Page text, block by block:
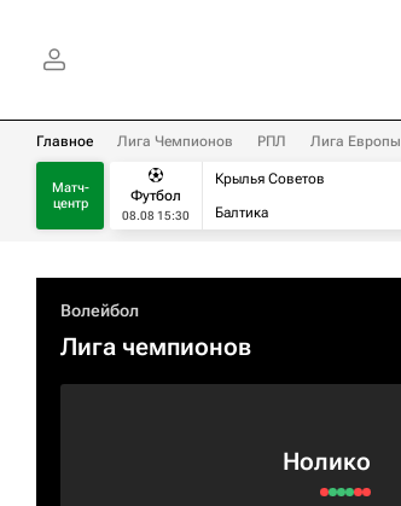
Главное Лига Чемпионов РПЛ Лига Европы
Матч-
центр
Футбол
08.08 15:30
Крылья Советов
Балтика
Волейбол
Лига чемпионов
Нолико